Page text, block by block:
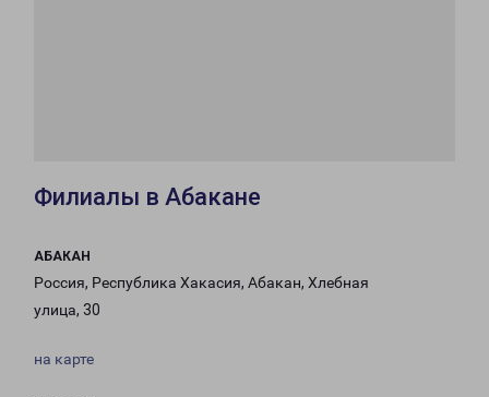
Филиалы в Абакане
АБАКАН
Россия, Республика Хакасия, Абакан, Хлебная
улица, 30
на карте